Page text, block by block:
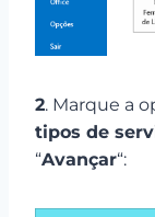
2. Marque a
tipos de
“Avançar“: